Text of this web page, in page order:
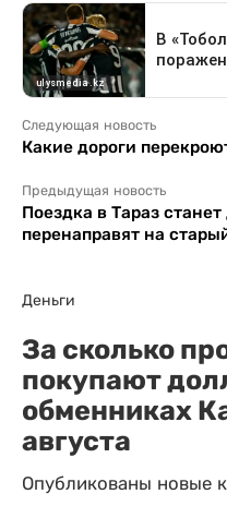
Следующая новость
Какие дороги
Предыдущая новость
Поездка в Тараз
перенаправят на
Деньги
За сколько
покупают
обменниках
августа
Опубликованы новые